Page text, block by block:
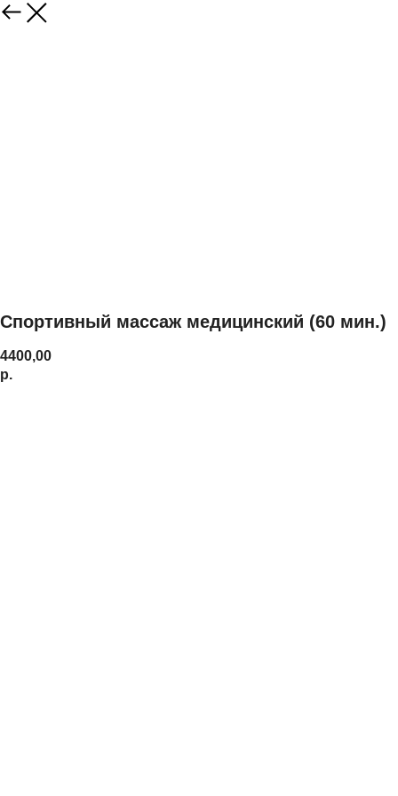
Спортивный массаж медицинский (60 мин.)
4400,00
р.